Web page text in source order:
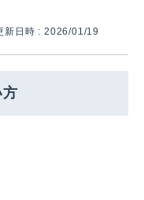
新日時 : 2026/01/19